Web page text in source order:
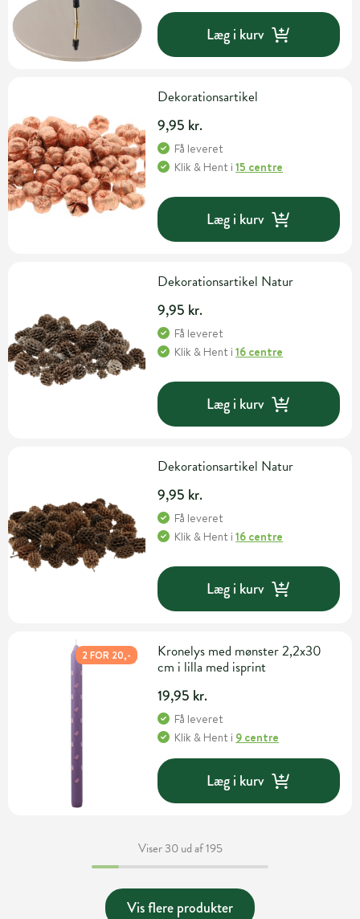
Læg i kurv
Dekorationsartikel
9,95 kr.
Få leveret
Klik & Hent i15 centre
Læg i kurv
Dekorationsartikel Natur
9,95 kr.
Få leveret
Klik & Hent i16 centre
Læg i kurv
Dekorationsartikel Natur
9,95 kr.
Få leveret
Klik & Hent i16 centre
Læg i kurv
2 FOR 20,-
Kronelys med mønster 2,2x30
cm i lilla med isprint
19,95 kr.
Få leveret
Klik & Hent i 9 centre
Læg i kurv
Viser 30 ud af 195
Vis flere produkter